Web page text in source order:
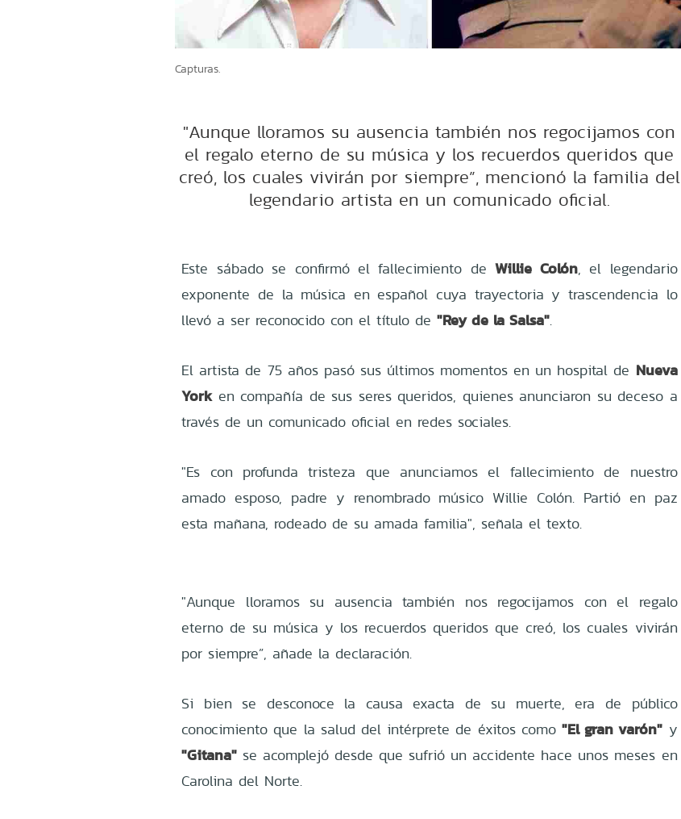
Capturas.
"Aunque lloramos su ausencia también nos regocijamos con
el regalo eterno de su música y los recuerdos queridos que
creó, los cuales vivirán por siempre”, mencionó la familia del
legendario artista en un comunicado oficial.
Este sábado se confirmó el fallecimiento deWillie Colón, el legendario
exponente de la música en español cuya trayectoria y trascendencia lo
llevó a ser reconocido con el título de"Rey de la Salsa".
El artista de 75 años pasó sus últimos momentos en un hospital de Nueva
Yorken compañía de sus seres queridos, quienes anunciaron su deceso a
través de un comunicado oficial en redes sociales.
"Es con profunda tristeza que anunciamos el fallecimiento de nuestro
amado esposo, padre y renombrado músico Willie Colón. Partió en paz
esta mañana, rodeado de su amada familia", señala el texto.
"Aunque lloramos su ausencia también nos regocijamos con el regalo
eterno de su música y los recuerdos queridos que creó, los cuales vivirán
por siempre”, añade la declaración.
Si bien se desconoce la causa exacta de su muerte, era de público
conocimiento que la salud del intérprete de éxitos como "El gran varón" y
"Gitana" se acomplejó desde que sufrió un accidente hace unos meses en
Carolina del Norte.